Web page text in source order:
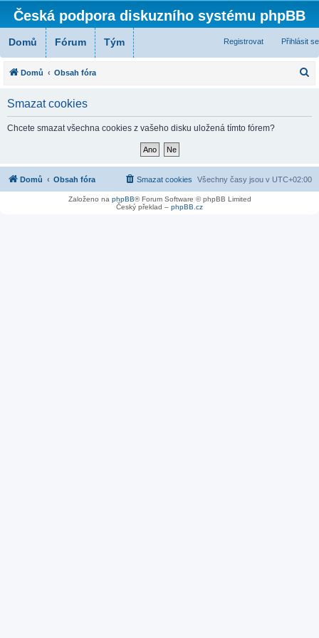
Česká podpora diskuzního systému phpBB
Domů Fórum Tým Přihlásit se
Registrovat
Domů Obsah fóra
Smazat cookies
Chcete smazat všechna cookies z vašeho disku uložená tímto fórem?
Domů Obsah fóra Všechny časy jsou v UTC+02:00
Smazat cookies
Založeno na phpBB® Forum Software © phpBB Limited
Český překlad – phpBB.cz